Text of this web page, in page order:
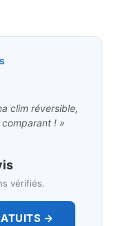
clim réversible,
! »
vérifiés.
→